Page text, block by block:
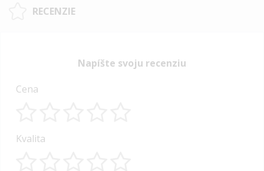
RECENZIE
Napíšte svoju recenziu
Cena
star
stars
stars
stars
stars
Kvalita